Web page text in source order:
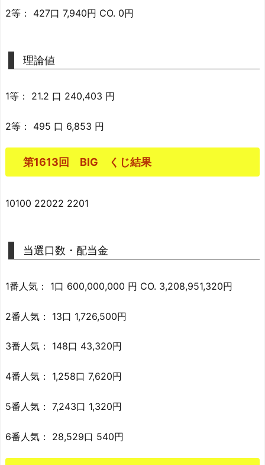
2等： 427口 7,940円 CO. 0円
理論値
1等： 21.2 口 240,403 円
2等： 495 口 6,853 円
第1613回 BIG くじ結果
10100 22022 2201
当選口数・配当金
1番人気： 1口 600,000,000 円 CO. 3,208,951,320円
2番人気： 13口 1,726,500円
3番人気： 148口 43,320円
4番人気： 1,258口 7,620円
5番人気： 7,243口 1,320円
6番人気： 28,529口 540円